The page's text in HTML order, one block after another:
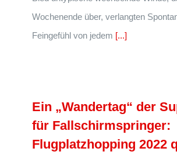
Wochenende über, verlangten
Feingefühl von jedem [...]
Ein „Wandertag“ der
für Fallschirmspringer:
Flugplatzhopping 2022